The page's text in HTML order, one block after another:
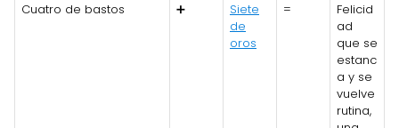
Cuatro de bastos
➕
Siete
de
oros
=
Felicid
ad
que se
estanc
a y se
vuelve
rutina,